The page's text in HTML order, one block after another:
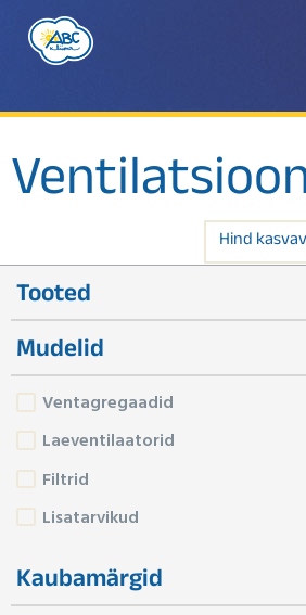
Hind
Tooted
Mudelid
Ventagregaadid
Laeventilaatorid
Filtrid
Lisatarvikud
Kaubamärgid